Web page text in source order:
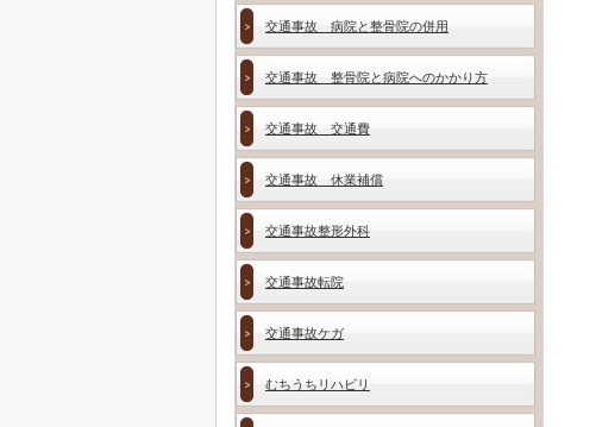
交通事故 病院と整骨院の併用
交通事故 整骨院と病院へのかかり方
交通事故 交通費
交通事故 休業補償
交通事故整形外科
交通事故転院
交通事故ケガ
むちうちリハビリ